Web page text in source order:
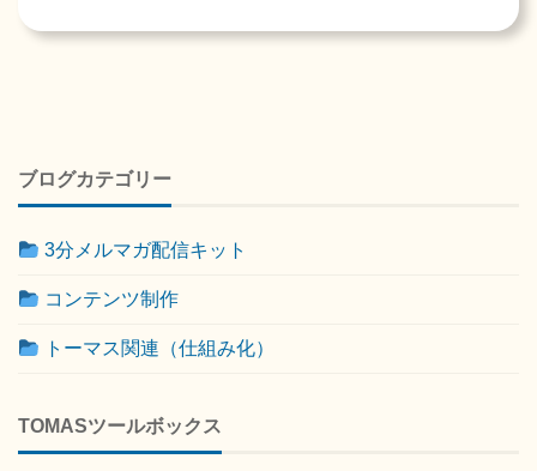
ブログカテゴリー
3分メルマガ配信キット
コンテンツ制作
トーマス関連（仕組み化）
TOMASツールボックス